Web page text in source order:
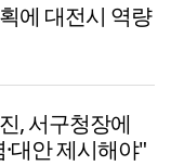
에 대전시 역량
, 서구청장에
대안 제시해야"